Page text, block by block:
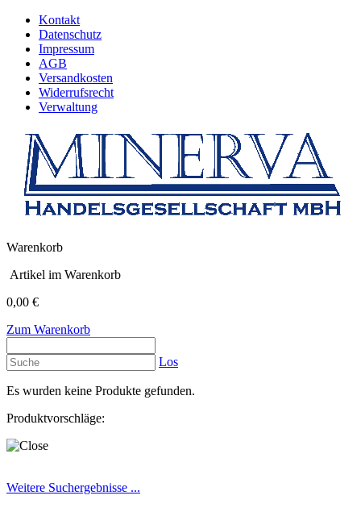
Kontakt
Datenschutz
Impressum
AGB
Versandkosten
Widerrufsrecht
Verwaltung
Warenkorb
Artikel im Warenkorb
0,00 €
Zum Warenkorb
Los
Es wurden keine Produkte gefunden.
Produktvorschläge:
Weitere Suchergebnisse ...